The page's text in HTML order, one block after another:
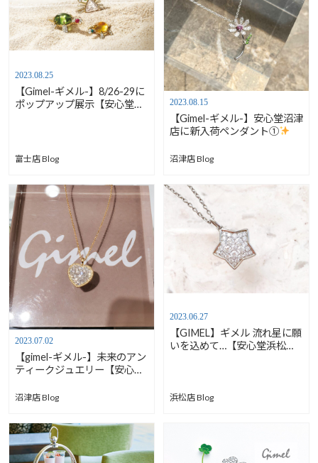
2023.08.25
【Gimel-ギメル-】8/26-29に
ポップアップ展示【安心堂富
富士店 Blog
2023.08.15
【Gimel-ギメル-】安心堂沼津
店に新入荷ペンダント①
沼津店 Blog
2023.07.02
【gimel-ギメル-】未来のアン
ティークジュエリー【安心堂
沼津店 Blog
2023.06.27
【GIMEL】ギメル 流れ星に願
いを込めて…【安心堂浜松
浜松店 Blog